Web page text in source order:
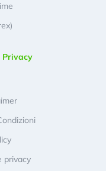
Privacy
privacy